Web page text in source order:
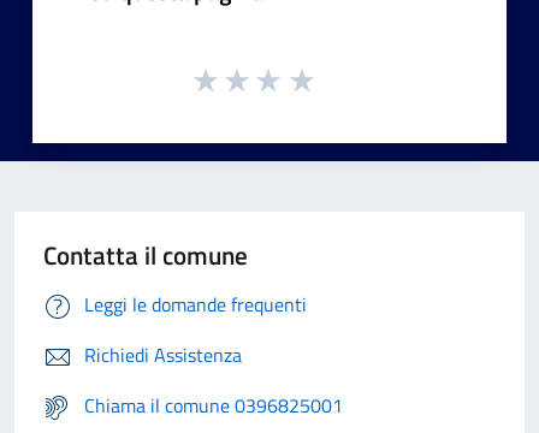
Contatta il comune
Leggi le domande frequenti
Richiedi Assistenza
Chiama il comune 0396825001